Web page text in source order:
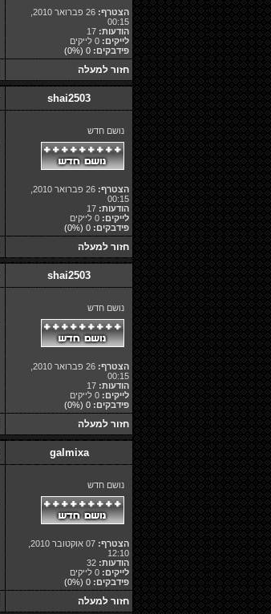
הצטרף:
00:15
הודעות:
לייקים:
פידבקים: 0
(0%)
חזור למעלה
shai2503
נושם חדש
הצטרף:
00:15
הודעות:
לייקים:
פידבקים: 0
(0%)
חזור למעלה
shai2503
נושם חדש
הצטרף:
00:15
הודעות:
לייקים:
פידבקים: 0
(0%)
חזור למעלה
galmixa
נושם חדש
הצטרף:
12:10
הודעות:
לייקים:
פידבקים: 0
(0%)
חזור למעלה